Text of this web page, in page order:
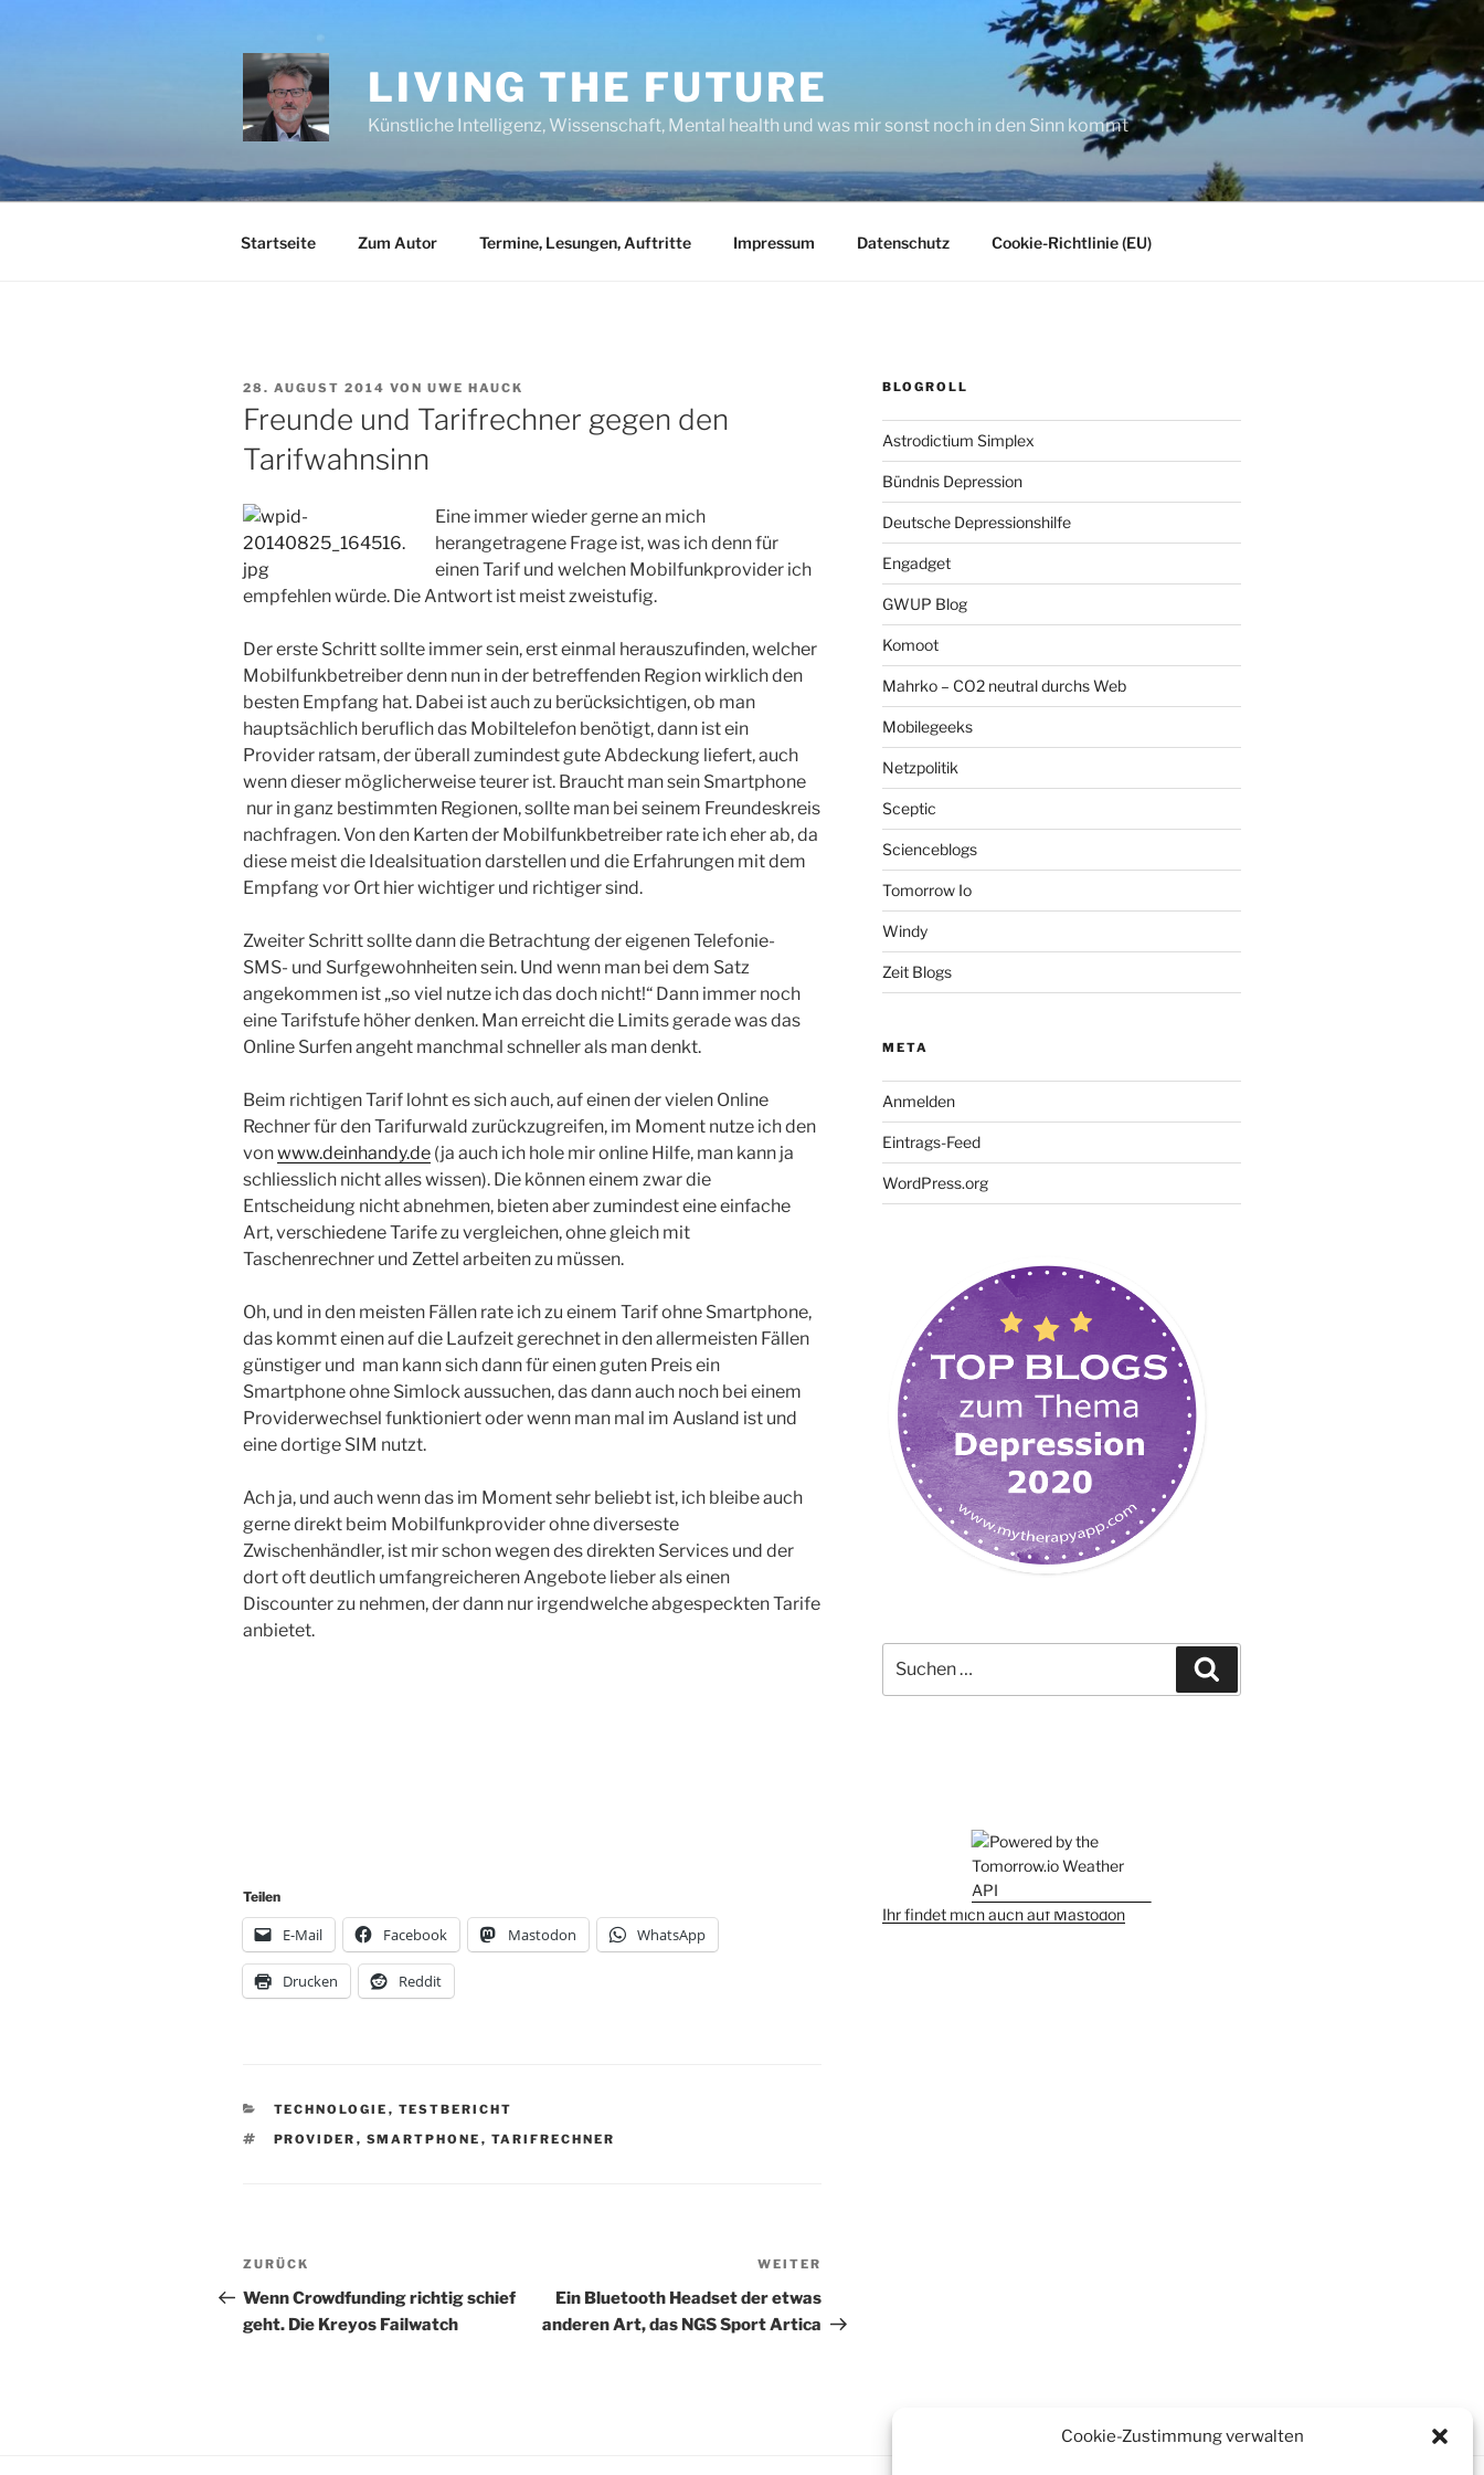
Cookie-Zustimmung verwalten
LIVING THE FUTURE
Künstliche Intelligenz, Wissenschaft, Mental health und was mir sonst noch in den Sinn kommt
Startseite Zum Autor Termine, Lesungen, Auftritte Impressum Datenschutz Cookie-Richtlinie (EU)
VERÖFFENTLICHT
AM
28. AUGUST 2014 VON UWE HAUCK
Freunde und Tarifrechner gegen den
Tarifwahnsinn
Eine immer wieder gerne an mich
herangetragene Frage ist, was ich denn für
einen Tarif und welchen Mobilfunkprovider ich
empfehlen würde. Die Antwort ist meist zweistufig.
Der erste Schritt sollte immer sein, erst einmal herauszufinden, welcher
Mobilfunkbetreiber denn nun in der betreffenden Region wirklich den
besten Empfang hat. Dabei ist auch zu berücksichtigen, ob man
hauptsächlich beruflich das Mobiltelefon benötigt, dann ist ein
Provider ratsam, der überall zumindest gute Abdeckung liefert, auch
wenn dieser möglicherweise teurer ist. Braucht man sein Smartphone
nur in ganz bestimmten Regionen, sollte man bei seinem Freundeskreis
nachfragen. Von den Karten der Mobilfunkbetreiber rate ich eher ab, da
diese meist die Idealsituation darstellen und die Erfahrungen mit dem
Empfang vor Ort hier wichtiger und richtiger sind.
Zweiter Schritt sollte dann die Betrachtung der eigenen Telefonie-
SMS- und Surfgewohnheiten sein. Und wenn man bei dem Satz
angekommen ist „so viel nutze ich das doch nicht!“ Dann immer noch
eine Tarifstufe höher denken. Man erreicht die Limits gerade was das
Online Surfen angeht manchmal schneller als man denkt.
Beim richtigen Tarif lohnt es sich auch, auf einen der vielen Online
Rechner für den Tarifurwald zurückzugreifen, im Moment nutze ich den
vonwww.deinhandy.de (ja auch ich hole mir online Hilfe, man kann ja
schliesslich nicht alles wissen). Die können einem zwar die
Entscheidung nicht abnehmen, bieten aber zumindest eine einfache
Art, verschiedene Tarife zu vergleichen, ohne gleich mit
Taschenrechner und Zettel arbeiten zu müssen.
Oh, und in den meisten Fällen rate ich zu einem Tarif ohne Smartphone,
das kommt einen auf die Laufzeit gerechnet in den allermeisten Fällen
günstiger und man kann sich dann für einen guten Preis ein
Smartphone ohne Simlock aussuchen, das dann auch noch bei einem
Providerwechsel funktioniert oder wenn man mal im Ausland ist und
eine dortige SIM nutzt.
Ach ja, und auch wenn das im Moment sehr beliebt ist, ich bleibe auch
gerne direkt beim Mobilfunkprovider ohne diverseste
Zwischenhändler, ist mir schon wegen des direkten Services und der
dort oft deutlich umfangreicheren Angebote lieber als einen
Discounter zu nehmen, der dann nur irgendwelche abgespeckten Tarife
anbietet.
Teilen
E-Mail Facebook Mastodon WhatsApp
Drucken Reddit
KATEGORIEN
TECHNOLOGIE , TESTBERICHT
SCHLAGWÖRTER
PROVIDER , SMARTPHONE , TARIFRECHNER
Beitragsnavigation
Vorheriger
Beitrag
ZURÜCK
Wenn Crowdfunding richtig schief
geht. Die Kreyos Failwatch
Beitrag
WEITER
Ein Bluetooth Headset der etwas
anderen Art, das NGS Sport Artica
BLOGROLL
Astrodictium Simplex
Bündnis Depression
Deutsche Depressionshilfe
Engadget
GWUP Blog
Komoot
Mahrko – CO2 neutral durchs Web
Mobilegeeks
Netzpolitik
Sceptic
Scienceblogs
Tomorrow Io
Windy
Zeit Blogs
META
Anmelden
Eintrags-Feed
WordPress.org
nach:
Ihr findet mich auch auf Mastodon